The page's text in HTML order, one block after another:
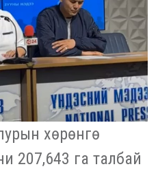
хөрөнгө
207,643 га талбай